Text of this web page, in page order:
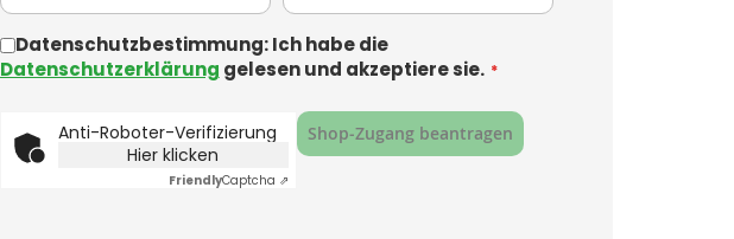
Datenschutzbestimmung: Ich habe die
Datenschutzerklärung gelesen und akzeptiere sie.
Anti-Roboter-Verifizierung
Hier klicken
FriendlyCaptcha ⇗
Shop‑Zugang beantragen